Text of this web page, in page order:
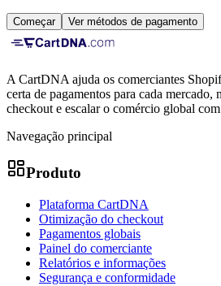
Começar Ver métodos de pagamento
A CartDNA ajuda os comerciantes
certa de pagamentos para cada mercado,
checkout e escalar o comércio global
Navegação principal
Produto
Plataforma CartDNA
Otimização do checkout
Pagamentos globais
Painel do comerciante
Relatórios e informações
Segurança e conformidade